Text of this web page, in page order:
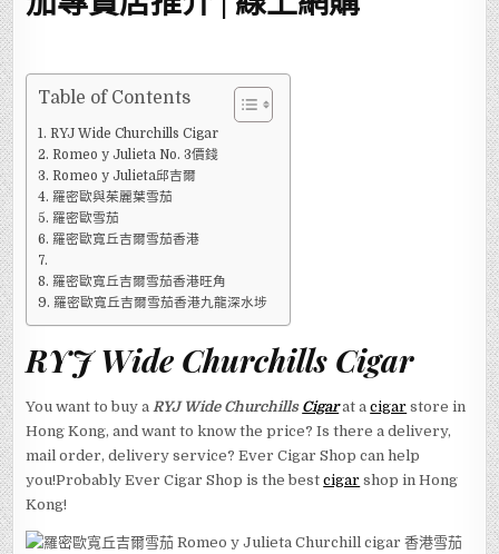
Table of Contents
RYJ Wide Churchills Cigar
Romeo y Julieta No. 3價錢
Romeo y Julieta邱吉爾
羅密歐與茱麗葉雪茄
羅密歐雪茄
羅密歐寬丘吉爾雪茄香港
羅密歐寬丘吉爾雪茄香港旺角
羅密歐寬丘吉爾雪茄香港九龍深水埗
RYJ Wide Churchills Cigar
You want to buy a RYJ Wide Churchills Cigar at acigar store in
Hong Kong, and want to know the price? Is there a delivery,
mail order, delivery service? Ever Cigar Shop can help
you!Probably Ever Cigar Shop is the bestcigar shop in Hong
Kong!